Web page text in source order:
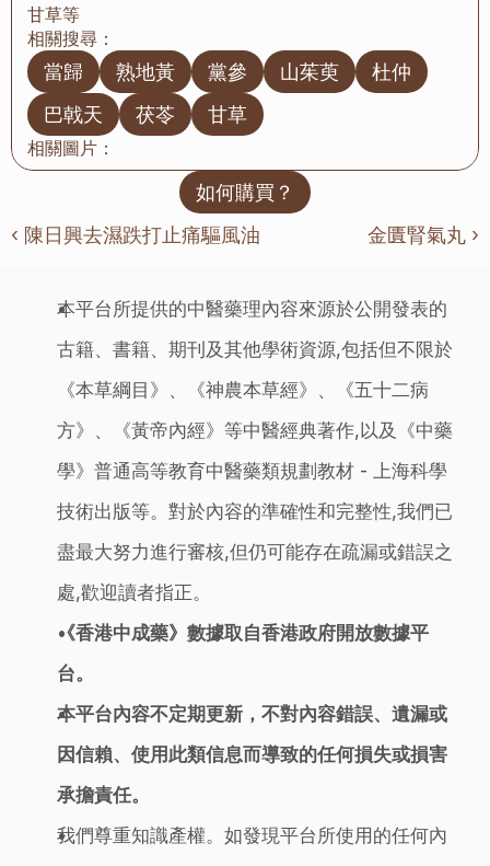
甘草等
相關搜尋：
當歸 熟地黃 黨參 山茱萸
杜仲
巴戟天
茯苓 甘草
相關圖片：
如何購買？
‹ 陳日興去濕跌打止痛驅風油
金匱腎氣丸 ›
本平台所提供的中醫藥理內容來源於公開發表的
古籍、書籍、期刊及其他學術資源,包括但不限於
《本草綱目》、《神農本草經》、《五十二病
方》、《黃帝內經》等中醫經典著作,以及《中藥
學》普通高等教育中醫藥類規劃教材 - 上海科學
技術出版等。對於內容的準確性和完整性,我們已
盡最大努力進行審核,但仍可能存在疏漏或錯誤之
處,歡迎讀者指正。
《香港中成藥》數據取自香港政府開放數據平
台。
本平台內容不定期更新，不對內容錯誤、遺漏或
因信賴、使用此類信息而導致的任何損失或損害
承擔責任。
我們尊重知識產權。如發現平台所使用的任何內